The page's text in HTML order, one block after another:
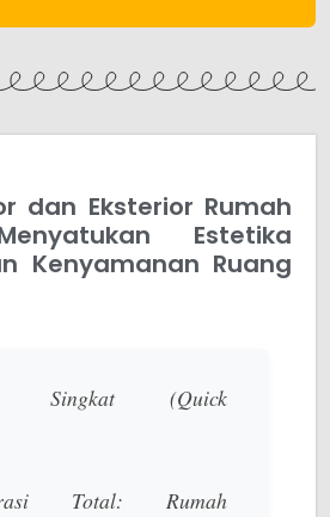
dan Eksterior Rumah
Estetika
Kenyamanan Ruang
Singkat (Quick
Total: Rumah